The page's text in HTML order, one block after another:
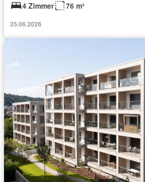
4 Zimmer
76 m²
25.06.2026